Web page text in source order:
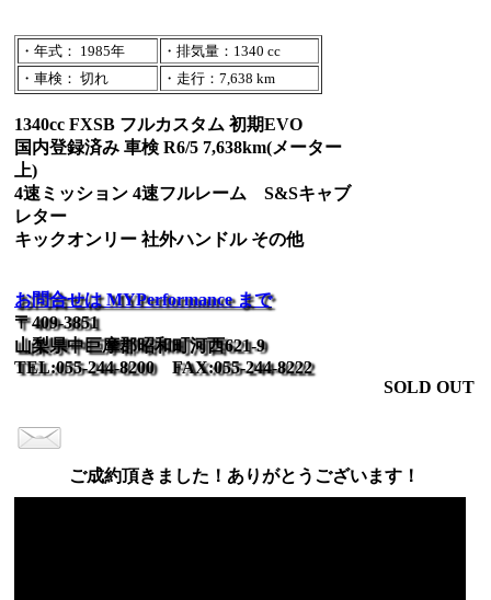
・年式： 1985年
・排気量：1340 cc
・車検： 切れ
・走行：7,638 km
1340cc FXSB フルカスタム 初期EVO
国内登録済み 車検 R6/5 7,638km(メーター
上)
4速ミッション 4速フルレーム S&Sキャブ
レター
キックオンリー 社外ハンドル その他
お問合せは MYPerformance まで
〒409-3851
山梨県中巨摩郡昭和町河西621-9
TEL:055-244-8200 FAX:055-244-8222
SOLD OUT
ご成約頂きました！ありがとうございます！